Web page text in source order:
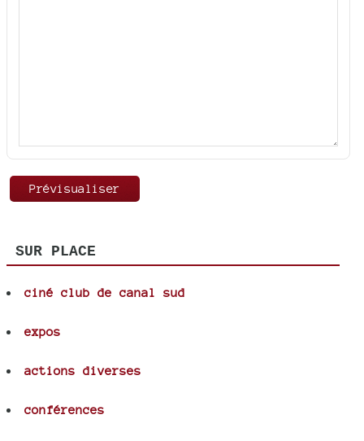
SUR PLACE
ciné club de canal sud
expos
actions diverses
conférences